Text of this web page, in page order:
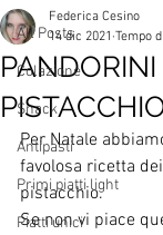
All Posts
Colazione
Snack
Antipasti
Primi piatti light
Piatti unici
Federica Cesino
14 dic 2021 Tempo
Per Natale
favolosa ricetta
pistacchio.
Se non vi piace